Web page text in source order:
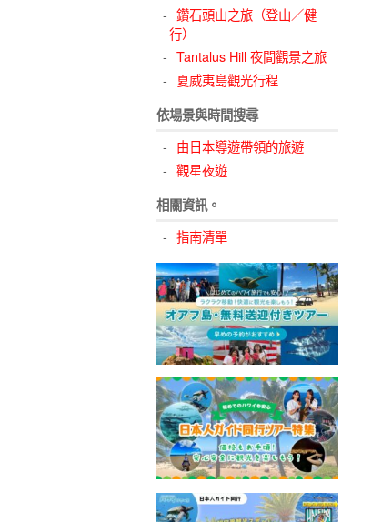
鑽石頭山之旅（登山／健
行）
Tantalus Hill 夜間觀景之旅
夏威夷島觀光行程
依場景與時間搜尋
由日本導遊帶領的旅遊
觀星夜遊
相關資訊。
指南清單